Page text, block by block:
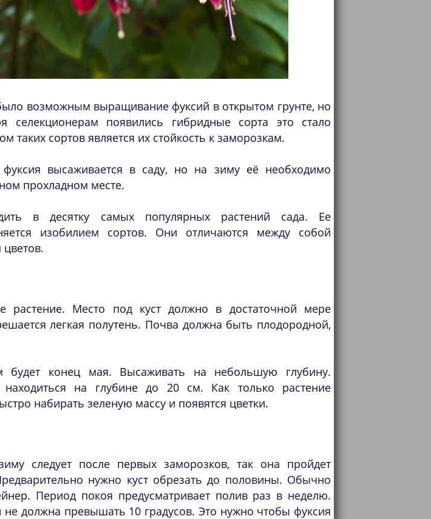
возможным выращивание фуксий в открытом грунте, но
селекционерам появились гибридные сорта это стало
сортов является их стойкость к заморозкам.
фуксия высаживается в саду, но на зиму её необходимо
прохладном месте.
в десятку самых популярных растений сада. Ее
изобилием сортов. Они отличаются между собой
растение. Место под куст должно в достаточной мере
легкая полутень. Почва должна быть плодородной,
будет конец мая. Высаживать на небольшую глубину.
на глубине до 20 см. Как только растение
набирать зеленую массу и появятся цветки.
следует после первых заморозков, так она пройдет
нужно куст обрезать до половины. Обычно
Период покоя предусматривает полив раз в неделю.
должна превышать 10 градусов. Это нужно чтобы фуксия